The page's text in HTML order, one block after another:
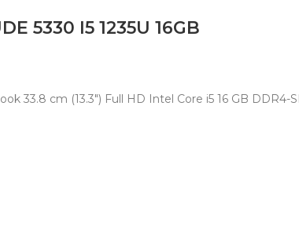
5330 I5 1235U 16GB
33.8 cm (13.3") Full HD Intel Core i5 16 GB DDR4-